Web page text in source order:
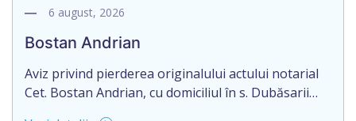
actului notarial: Certificatului de moștenitor
notarul din or. Sîngerei – G. Horoșaia (licența nr.
027).
6 august, 2026
Bostan Andrian
Aviz privind pierderea originalului actului notarial
Cet. Bostan Andrian, cu domiciliul în s. Dubăsarii